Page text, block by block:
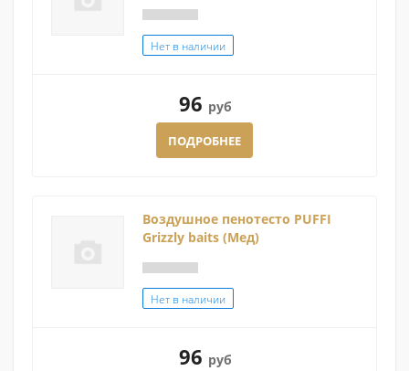
Нет в наличии
96 руб
ПОДРОБНЕЕ
Воздушное пенотесто PUFFI
Grizzly baits (Мед)
Нет в наличии
96 руб